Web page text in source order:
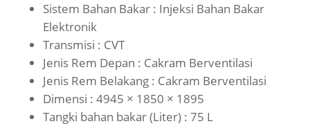
Sistem Bahan Bakar : Injeksi Bahan Bakar
Elektronik
Transmisi : CVT
Jenis Rem Depan : Cakram Berventilasi
Jenis Rem Belakang : Cakram Berventilasi
Dimensi : 4945 × 1850 × 1895
Tangki bahan bakar (Liter) : 75 L